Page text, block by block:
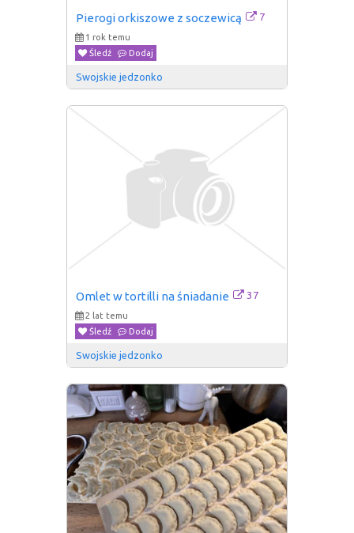
Pierogi orkiszowe z soczewicą 7
1 rok temu
Śledź
Dodaj
Swojskie jedzonko
Omlet w tortilli na śniadanie 37
2 lat temu
Śledź
Dodaj
Swojskie jedzonko